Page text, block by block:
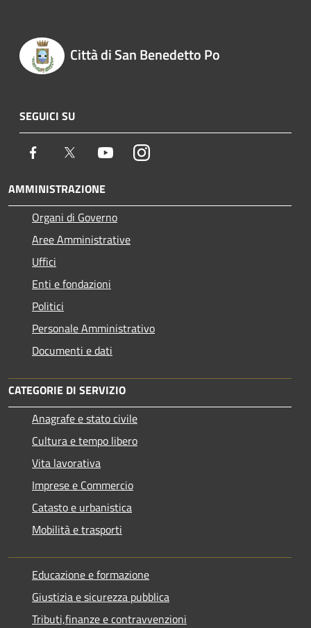
Città di San Benedetto Po
SEGUICI SU
Facebook Twitter YoutubeInstagram
AMMINISTRAZIONE
Organi di Governo
Aree Amministrative
Uffici
Enti e fondazioni
Politici
Personale Amministrativo
Documenti e dati
CATEGORIE DI SERVIZIO
Anagrafe e stato civile
Cultura e tempo libero
Vita lavorativa
Imprese e Commercio
Catasto e urbanistica
Mobilità e trasporti
Educazione e formazione
Giustizia e sicurezza pubblica
Tributi,finanze e contravvenzioni